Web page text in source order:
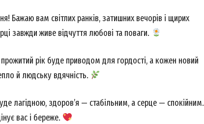
Бажаю вам світлих ранків, затишних вечорів і щирих
завжди живе відчуття любові та поваги.
рік буде приводом для гордості, а кожен новий
й людську вдячність.
лагідною, здоров’я — стабільним, а серце — спокійним.
вас і береже.